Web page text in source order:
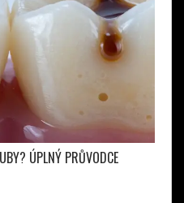
ÚPLNÝ PRŮVODCE